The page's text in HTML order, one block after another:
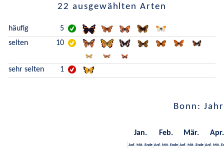
22 ausgewählten Arten
häufig
5
selten
10
sehr selten 1
Bonn:
Jan. Feb. Mär. Apr.
Anf. Mit. Ende Anf. Mit. Ende Anf. Mit. Ende Anf. Mit.